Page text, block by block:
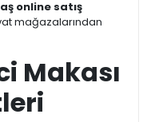
online satış
mağazalarından
Makası